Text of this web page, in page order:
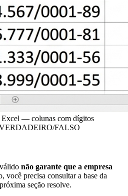
Excel — colunas com dígitos
VERDADEIRO/FALSO
não garante que a empresa
você precisa consultar a base da
seção resolve.